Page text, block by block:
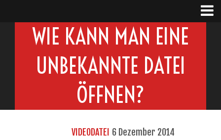
WIE KANN MAN EINE
UNBEKANNTE DATEI
ÖFFNEN?
VIDEODATEI 6 Dezember 2014